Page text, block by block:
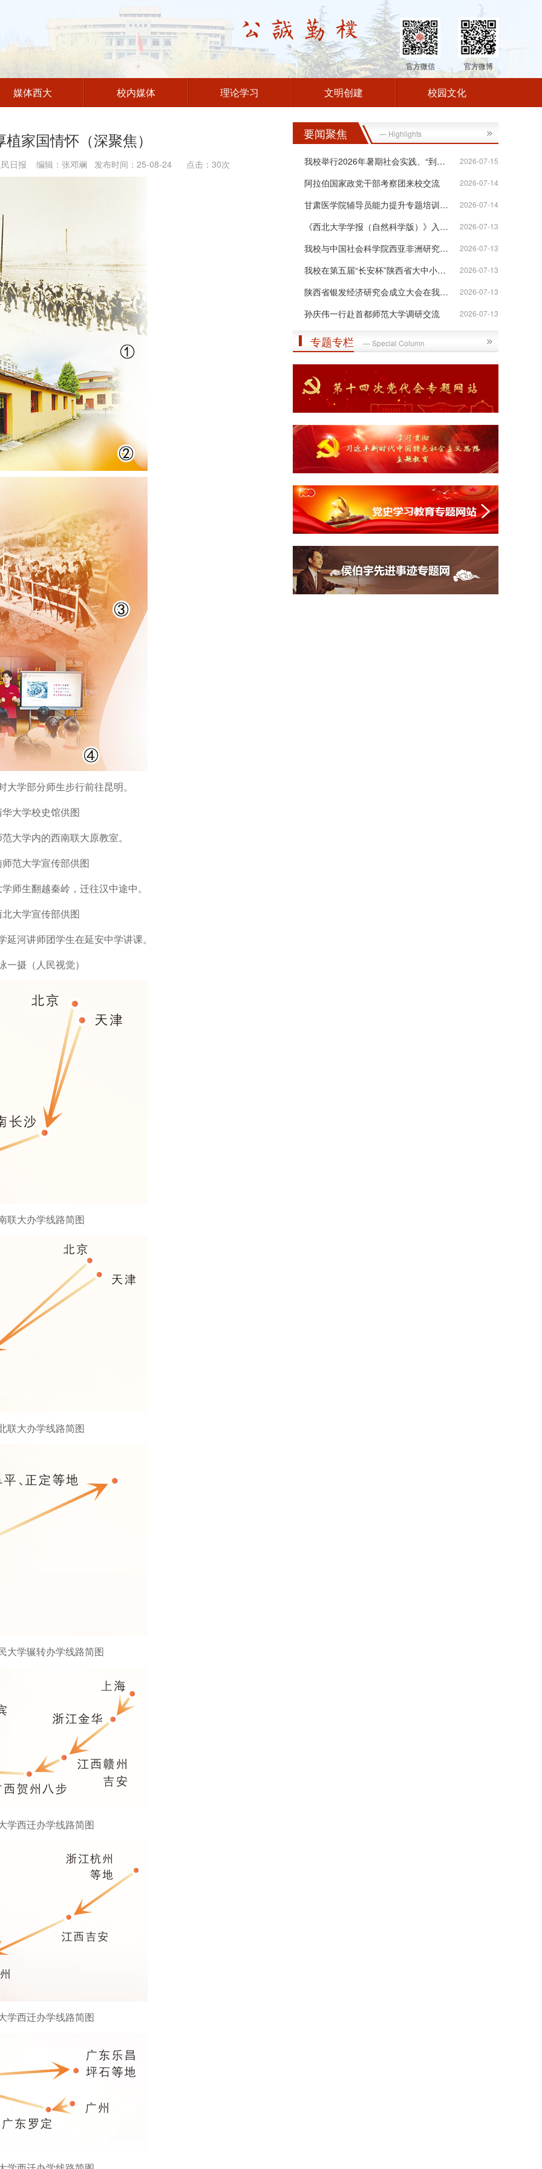
官方微信 官方微博
媒体西大 校内媒体 理论学习 文明创建 校园文化
家国情怀（深聚焦）
民日报 编辑：张邓斓 发布时间：25-08-24 点击： 30次
学部分师生步行前往昆明。
大学校史馆供图
大学内的西南联大原教室。
范大学宣传部供图
师生翻越秦岭，迁往汉中途中。
大学宣传部供图
河讲师团学生在延安中学讲课。
一摄（人民视觉）
联大办学线路简图
联大办学线路简图
大学辗转办学线路简图
学西迁办学线路简图
学西迁办学线路简图
要闻聚焦 — Highlights
2026-07-15
我校举行2026年暑期社会实践、“到延安...
2026-07-14
阿拉伯国家政党干部考察团来校交流
2026-07-14
甘肃医学院辅导员能力提升专题培训班在...
2026-07-13
《西北大学学报（自然科学版）》入选“...
2026-07-13
我校与中国社会科学院西亚非洲研究所签...
2026-07-13
我校在第五届“长安杯”陕西省大中小学...
2026-07-13
陕西省银发经济研究会成立大会在我校举行
2026-07-13
孙庆伟一行赴首都师范大学调研交流
专题专栏 — Special Column